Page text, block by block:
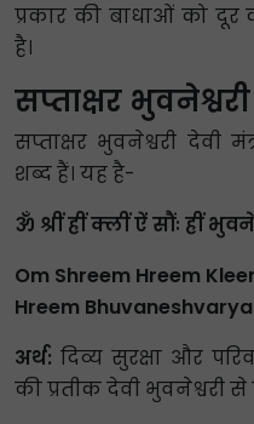
प्रकार की बाधाओं को
है।
सप्ताक्षर
सप्ताक्षर भुवनेश्वरी देवी
शब्द हैं। यह है-
ॐ श्रीं ह्रीं क्लीं ऐं सौंः ह्रीं
Om Shreem Hreem
Hreem
अर्थ: दिव्य सुरक्षा और
की प्रतीक देवी भुवनेश्वरी से